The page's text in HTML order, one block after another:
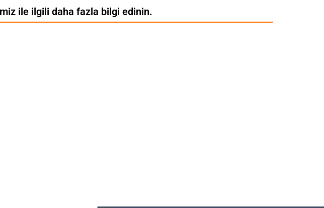
ile ilgili daha fazla bilgi edinin.